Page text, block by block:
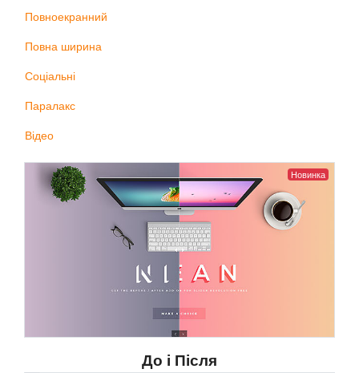
Повноекранний
Повна ширина
Соціальні
Паралакс
Відео
Новинка
До і Після